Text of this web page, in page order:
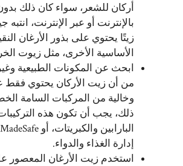
أركان للشعر، سواء كان ذلك
بالإنترنت أو عبر الإنترنت، انتبه
زيتًا يحتوي على بذور الأرغان
الأساسية الأخرى، مثل زيوت
ابحث عن المكونات الطبيعية
من أن زيت الأركان يحتوي فقط
وخالية من المركبات السامة
ذلك، يجب أن تكون هذه
إدارة الغذاء والدواء.
استخدم زيت الأرغان المعصور